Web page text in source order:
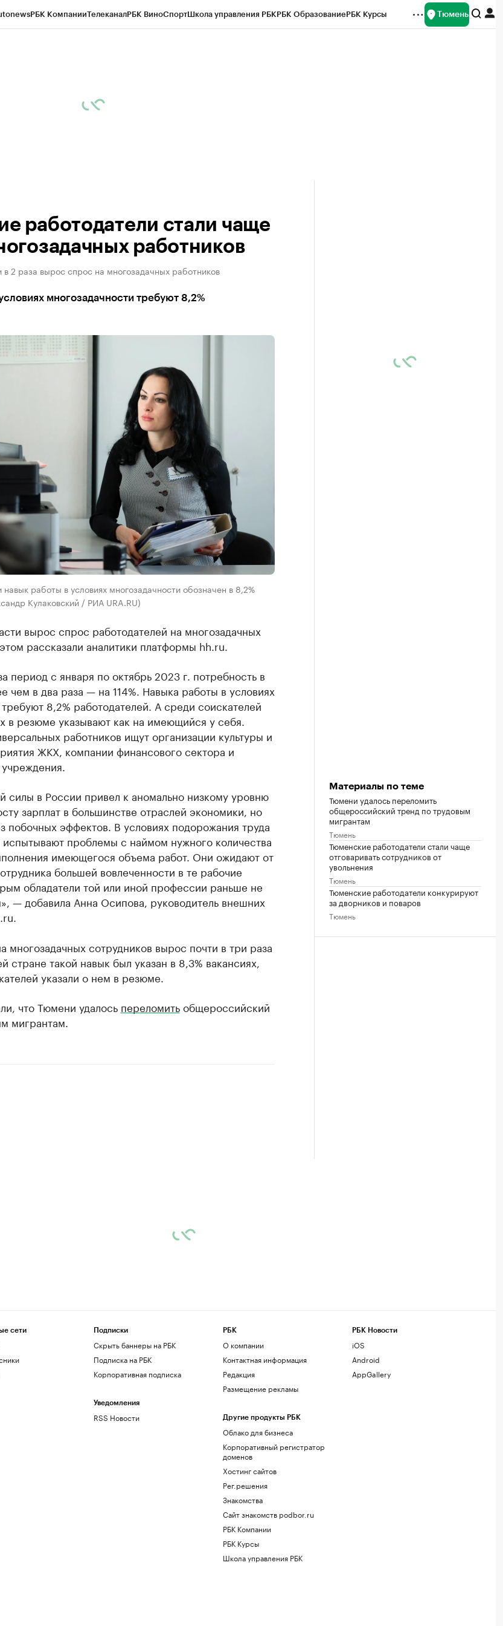
РБК КомпанииТелеканалРБК ВиноСпортШкола управления РБКРБК ОбразованиеРБК Курсы Тюмень
работодатели стали чаще
работников
2 раза вырос спрос на многозадачных работников
многозадачности требуют 8,2%
работы в условиях многозадачности обозначен в 8,2%
Кулаковский / РИА URA.RU)
вырос спрос работодателей на многозадачных
рассказали аналитики платформы hh.ru.
период с января по октябрь 2023 г. потребность в
чем в два раза — на 114%. Навыка работы в условиях
8,2% работодателей. А среди соискателей
в резюме указывают как на имеющийся у себя.
работников ищут организации культуры и
ЖКХ, компании финансового сектора и
силы в России привел к аномально низкому уровню
зарплат в большинстве отраслей экономики, но
побочных эффектов. В условиях подорожания труда
проблемы с наймом нужного количества
имеющегося объема работ. Они ожидают от
большей вовлеченности в те рабочие
обладатели той или иной профессии раньше не
— добавила Анна Осипова, руководитель внешних
многозадачных сотрудников вырос почти в три раза
стране такой навык был указан в 8,3% вакансиях,
указали о нем в резюме.
что Тюмени удалось переломитьобщероссийский
мигрантам.
Материалы по теме
Тюмени удалось переломить
общероссийский тренд по трудовым
мигрантам
Тюмень
Тюменские работодатели стали чаще
отговаривать сотрудников от
увольнения
Тюмень
Тюменские работодатели конкурируют
за дворников и поваров
Тюмень
сети Подписки
Скрыть баннеры на РБК
Подписка на РБК
Корпоративная подписка
Уведомления
RSS Новости
РБК
О компании
Контактная информация
Редакция
Размещение рекламы
Другие продукты РБК
Облако для бизнеса
Корпоративный регистратор
доменов
Хостинг сайтов
Рег.решения
Знакомства
Сайт знакомств podbor.ru
РБК Компании
РБК Курсы
Школа управления РБК
РБК Новости
iOS
Android
AppGallery